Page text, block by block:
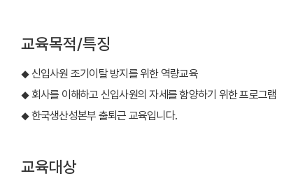
교육목적/특징
◆신입사원 조기이탈 방지를 위한 역량교육
◆회사를 이해하고 신입사원의 자세를 함양하기 위한 프로그램
◆한국생산성본부 출퇴근 교육입니다.
교육대상